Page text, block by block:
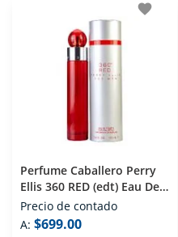
favorite
Perfume Caballero Perry
Ellis 360 RED (edt) Eau De
Toilette 100 Ml
Precio de contado
A: $699.00